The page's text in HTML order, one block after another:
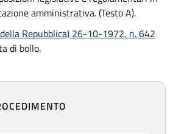
amministrativa. (Testo A).
Repubblica) 26-10-1972, n. 642
di bollo.